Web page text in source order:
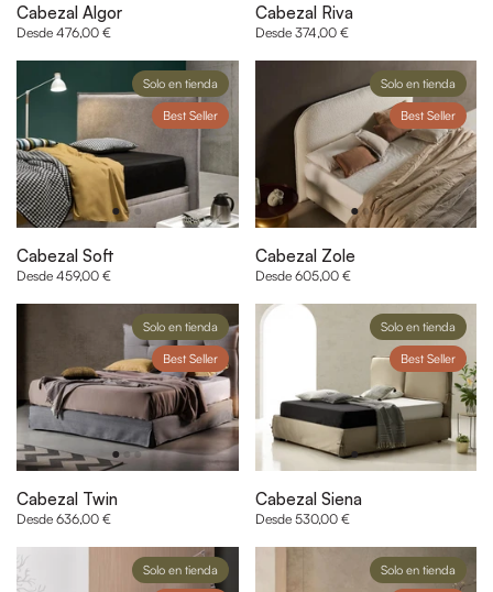
Cabezal Algor
Desde 476,00 €
Cabezal Riva
Desde 374,00 €
Cabezal Soft
Desde 459,00 €
Solo en tienda
Best Seller
Cabezal Zole
Desde 605,00 €
Solo en tienda
Best Seller
Cabezal Twin
Desde 636,00 €
Solo en tienda
Best Seller
Cabezal Siena
Desde 530,00 €
Solo en tienda
Best Seller
Solo en tienda Solo en tienda